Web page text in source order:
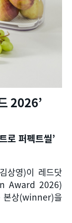
2026’
로 퍼펙트씰’
상영)이 레드닷
Award 2026)
본상(winner)을